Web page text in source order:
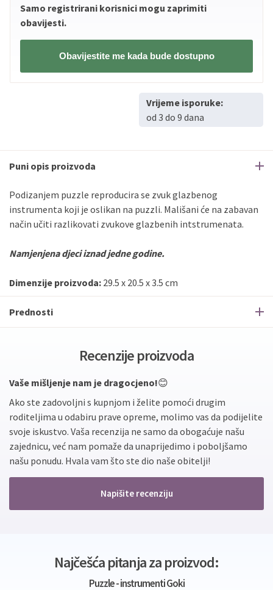
Samo registrirani korisnici mogu zaprimiti
obavijesti.
Obavijestite me kada bude dostupno
Vrijeme isporuke:
od 3 do 9 dana
Puni opis proizvoda
Podizanjem puzzle reproducira se zvuk glazbenog
instrumenta koji je oslikan na puzzli. Mališani će na zabavan
način učiti razlikovati zvukove glazbenih intstrumenata.
Namjenjena djeci iznad jedne godine.
Dimenzije proizvoda: 29.5 x 20.5 x 3.5 cm
Prednosti
Recenzije proizvoda
Vaše mišljenje nam je dragocjeno!😊
Ako ste zadovoljni s kupnjom i želite pomoći drugim
roditeljima u odabiru prave opreme, molimo vas da podijelite
svoje iskustvo. Vaša recenzija ne samo da obogaćuje našu
zajednicu, već nam pomaže da unaprijedimo i poboljšamo
našu ponudu. Hvala vam što ste dio naše obitelji!
Napišite recenziju
Najčešća pitanja za proizvod:
Puzzle - instrumenti Goki